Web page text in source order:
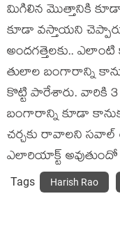
మిగిలిన మొత్తానికి
కూడా వ‌స్తాయ‌ని
అంద‌గ‌త్తెల‌కు..
తులాల బంగారాన్ని
కొట్టి పారేశారు. వారికి
బంగారాన్ని కూడా
చ‌ర్చ‌కు రావాల‌ని స‌వాల్
ఎలారియాక్ట్
Tags Harish Rao